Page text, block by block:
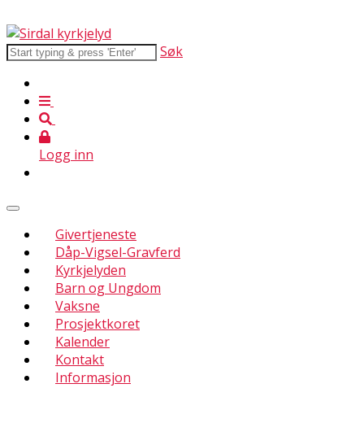
Søk
Logg inn
Givertjeneste
Dåp-Vigsel-Gravferd
Kyrkjelyden
Barn og Ungdom
Vaksne
Prosjektkoret
Kalender
Kontakt
Informasjon